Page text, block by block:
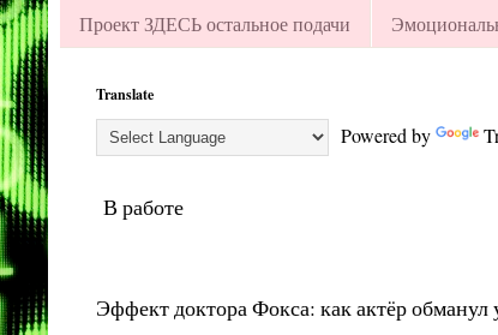
Проект ЗДЕСЬ остальное подачи
Translate
Powered by
В работе
Эффект доктора Фокса: как актёр обманул